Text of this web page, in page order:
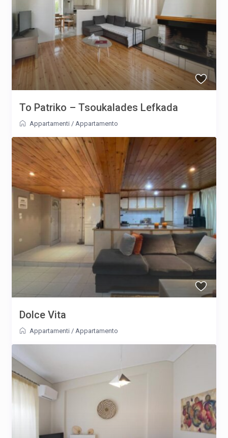
To Patriko – Tsoukalades Lefkada
Appartamenti / Appartamento
Dolce Vita
Appartamenti / Appartamento